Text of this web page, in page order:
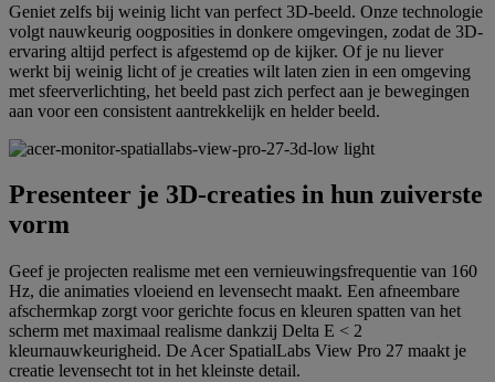
Geniet zelfs bij weinig licht van perfect 3D-beeld. Onze technologie
volgt nauwkeurig oogposities in donkere omgevingen, zodat de 3D-
ervaring altijd perfect is afgestemd op de kijker. Of je nu liever
werkt bij weinig licht of je creaties wilt laten zien in een omgeving
met sfeerverlichting, het beeld past zich perfect aan je bewegingen
aan voor een consistent aantrekkelijk en helder beeld.
Presenteer je 3D-creaties in hun zuiverste
vorm
Geef je projecten realisme met een vernieuwingsfrequentie van 160
Hz, die animaties vloeiend en levensecht maakt. Een afneembare
afschermkap zorgt voor gerichte focus en kleuren spatten van het
scherm met maximaal realisme dankzij Delta E < 2
kleurnauwkeurigheid. De Acer SpatialLabs View Pro 27 maakt je
creatie levensecht tot in het kleinste detail.